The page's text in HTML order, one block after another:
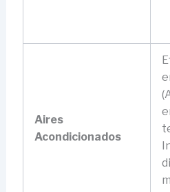
Aires
Acondicionados